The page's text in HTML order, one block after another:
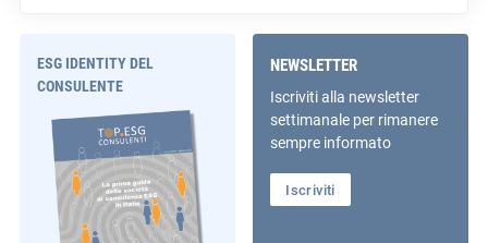
ESG IDENTITY DEL
CONSULENTE
NEWSLETTER
Iscriviti alla newsletter
settimanale per rimanere
sempre informato
Iscriviti